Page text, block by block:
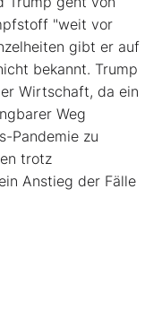
"weit vor
gibt er auf
bekannt. Trump
Wirtschaft, da ein
Weg
Pandemie zu
trotz
Anstieg der Fälle